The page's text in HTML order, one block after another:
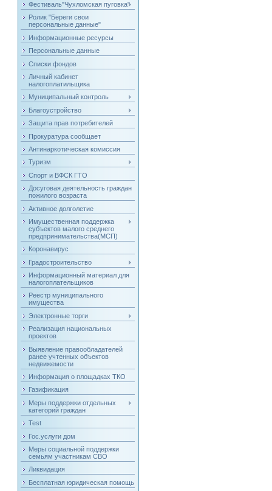
Фестиваль"Чухломская пуговка"
Ролик "Береги свои
персональные данные"
Информационные ресурсы
Персональные данные
Списки фондов
Личный кабинет
налогоплатильщика
Муниципальный контроль
Благоустройство
Защита прав потребителей
Прокуратура сообщает
Антинаркотическая комиссия
Туризм
Спорт и ВФСК ГТО
Досуговая деятельность граждан
пожилого возраста
Активное долголетие
Имущественная поддержка
субъектов малого среднего
предпринимательства(МСП)
Коронавирус
Градостроительство
Информационный материал для
налогоплательщиков
Реестр муниципального
имущества
Электронные торги
Реализация национальных
проектов
Выявление правообладателей
ранее учтенных объектов
недвижемости
Информация о площадках ТКО
Газификация
Меры поддержки отдельных
категорий граждан
Test
Гос.услуги дом
Меры социальной поддержки
семьям участникам СВО
Ликвидация
Бесплатная юридическая помощь